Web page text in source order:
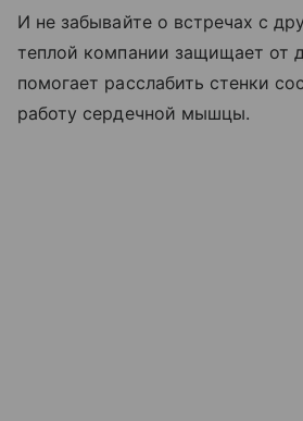
И не забывайте о встречах с
теплой компании защищает от
помогает расслабить стенки
работу сердечной мышцы.